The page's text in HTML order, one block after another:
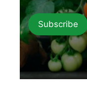
Subscribe